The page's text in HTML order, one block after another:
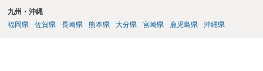
九州・沖縄
福岡県
佐賀県 長崎県 熊本県 大分県 宮崎県 鹿児島県 沖縄県